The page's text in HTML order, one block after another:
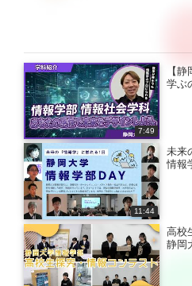
7:49
【
学ぶ
11:44
未来
情報
高校
静岡